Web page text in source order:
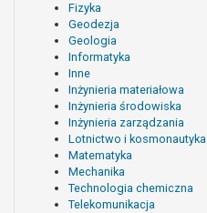
Fizyka
Geodezja
Geologia
Informatyka
Inne
Inżynieria materiałowa
Inżynieria środowiska
Inżynieria zarządzania
Lotnictwo i kosmonautyka
Matematyka
Mechanika
Technologia chemiczna
Telekomunikacja